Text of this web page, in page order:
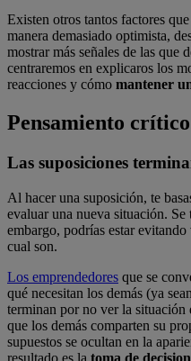
Existen otros tantos factores
manera demasiado optimista,
mostrar más señales de las que
centraremos en explicaros los
reacciones y cómo mantener
Pensamiento
Las suposiciones
Al hacer una suposición, te
evaluar una nueva situación.
embargo, podrías estar
cual son.
Los emprendedores que se
qué necesitan los demás (ya
terminan por no ver la situación
que los demás comparten su
supuestos se ocultan en la
resultado es la toma de